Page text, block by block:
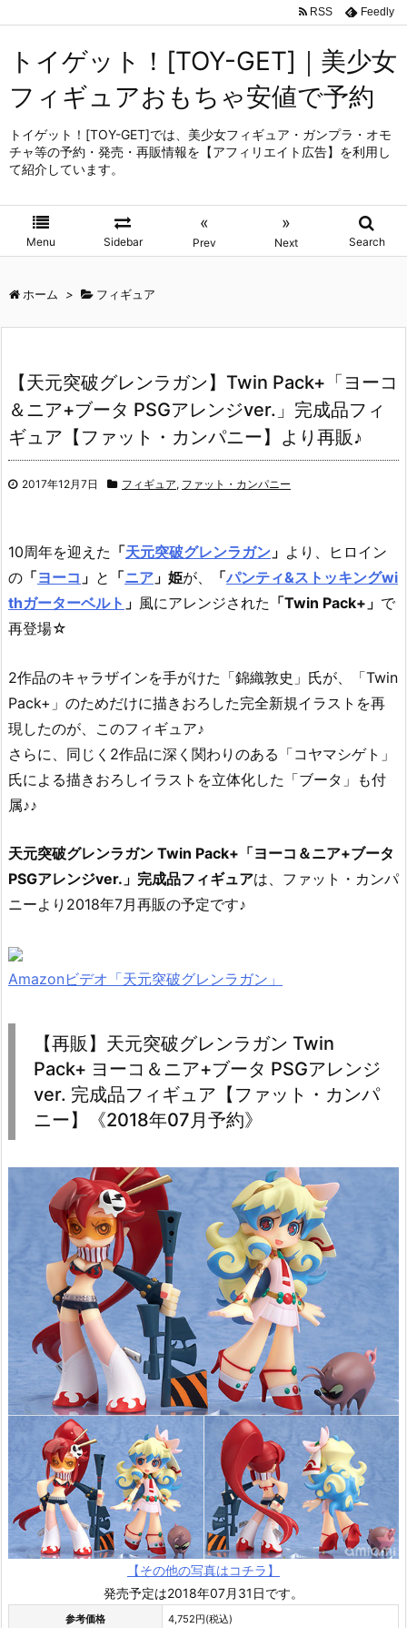
トイゲット！[TOY-GET]｜美少女
フィギュアおもちゃ安値で予約
トイゲット！[TOY-GET]では、美少女フィギュア・ガンプラ・オモ
チャ等の予約・発売・再販情報を【アフィリエイト広告】を利用し
て紹介しています。
Menu Sidebar
«
Prev
»
Next Search
RSS Feedly
ホーム > フィギュア
【天元突破グレンラガン】Twin Pack+「ヨーコ
＆ニア+ブータ PSGアレンジver.」完成品フィ
ギュア【ファット・カンパニー】より再販♪
2017年12月7日 フィギュア, ファット・カンパニー
10周年を迎えた 「天元突破グレンラガン 」 より、ヒロイン
の 「ヨーコ 」 と 「ニア 」姫が、 「パンティ&ストッキングwi
thガーターベルト 」 風にアレンジされた 「Twin Pack+」 で
再登場☆
2作品のキャラザインを手がけた「錦織敦史」氏が、「Twin
Pack+」のためだけに描きおろした完全新規イラストを再
現したのが、このフィギュア♪
さらに、同じく2作品に深く関わりのある「コヤマシゲト」
氏による描きおろしイラストを立体化した「ブータ」も付
属♪♪
天元突破グレンラガン Twin Pack+「ヨーコ＆ニア+ブータ
PSGアレンジver.」完成品フィギュアは、ファット・カンパ
ニーより2018年7月再販の予定です♪
Amazonビデオ「天元突破グレンラガン」
【再販】天元突破グレンラガン Twin
Pack+ ヨーコ＆ニア+ブータ PSGアレンジ
ver. 完成品フィギュア【ファット・カンパ
ニー】《2018年07月予約》
【その他の写真はコチラ】
発売予定は2018年07月31日です。
参考価格 4,752円(税込)